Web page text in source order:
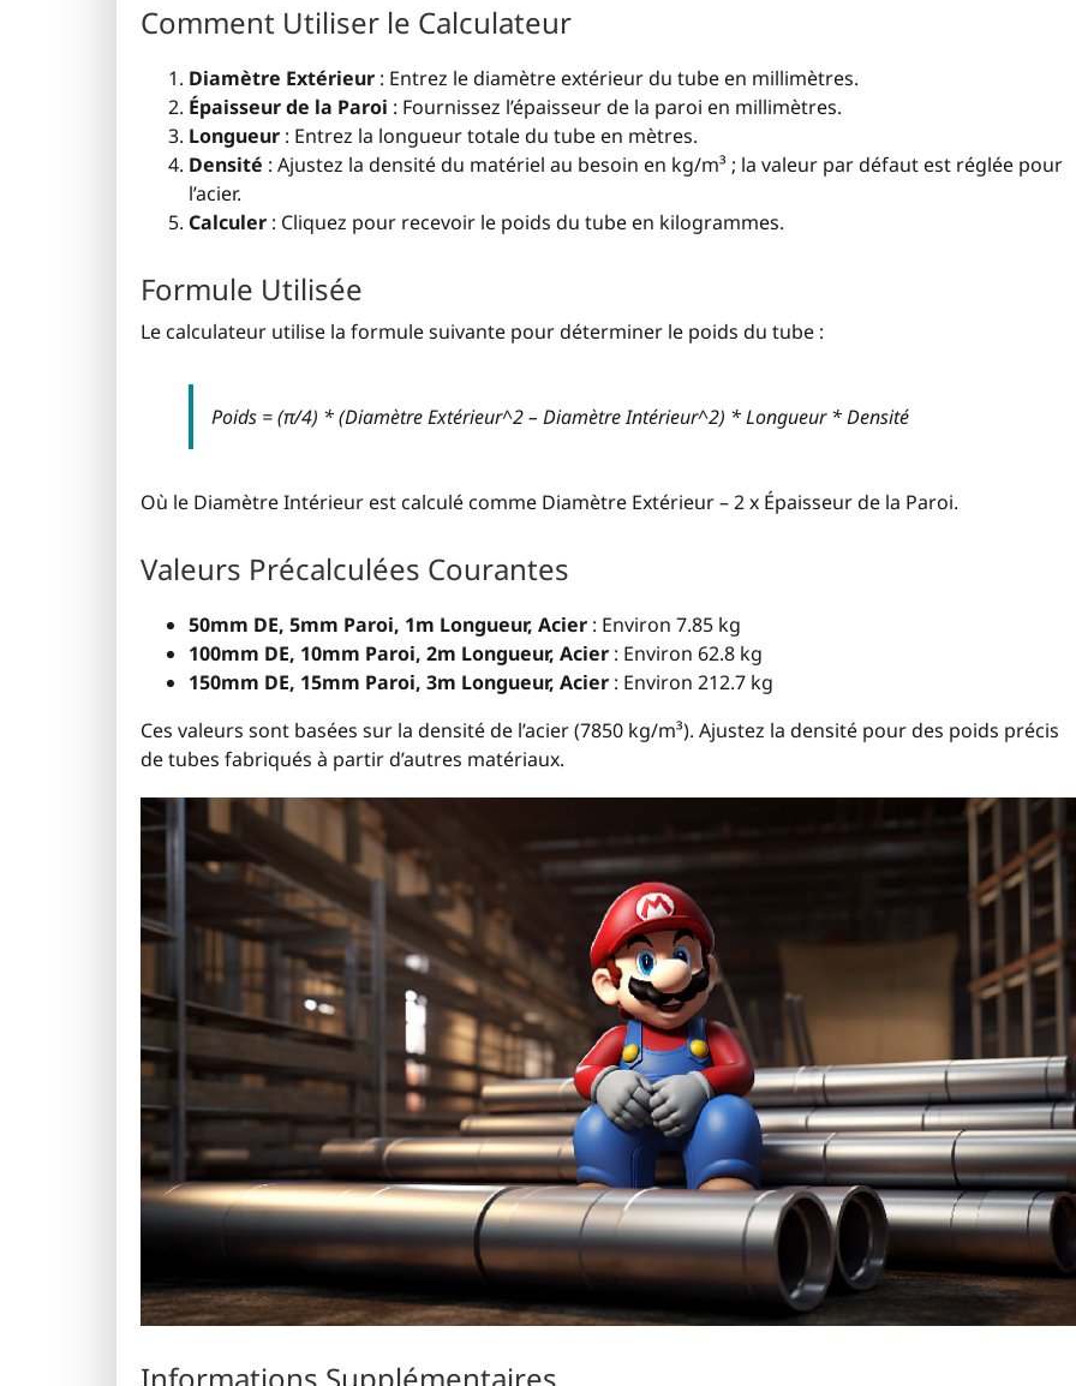
Comment Utiliser le Calculateur
Diamètre Extérieur : Entrez le diamètre extérieur du tube en millimètres.
Épaisseur de la Paroi : Fournissez l’épaisseur de la paroi en millimètres.
Longueur : Entrez la longueur totale du tube en mètres.
Densité : Ajustez la densité du matériel au besoin en kg/m³ ; la valeur par défaut est réglée pour
l’acier.
Calculer : Cliquez pour recevoir le poids du tube en kilogrammes.
Formule Utilisée
Le calculateur utilise la formule suivante pour déterminer le poids du tube :
Poids = (π/4) * (Diamètre Extérieur^2 – Diamètre Intérieur^2) * Longueur * Densité
Où le Diamètre Intérieur est calculé comme Diamètre Extérieur – 2 x Épaisseur de la Paroi.
Valeurs Précalculées Courantes
50mm DE, 5mm Paroi, 1m Longueur, Acier : Environ 7.85 kg
100mm DE, 10mm Paroi, 2m Longueur, Acier : Environ 62.8 kg
150mm DE, 15mm Paroi, 3m Longueur, Acier : Environ 212.7 kg
Ces valeurs sont basées sur la densité de l’acier (7850 kg/m³). Ajustez la densité pour des poids précis
de tubes fabriqués à partir d’autres matériaux.